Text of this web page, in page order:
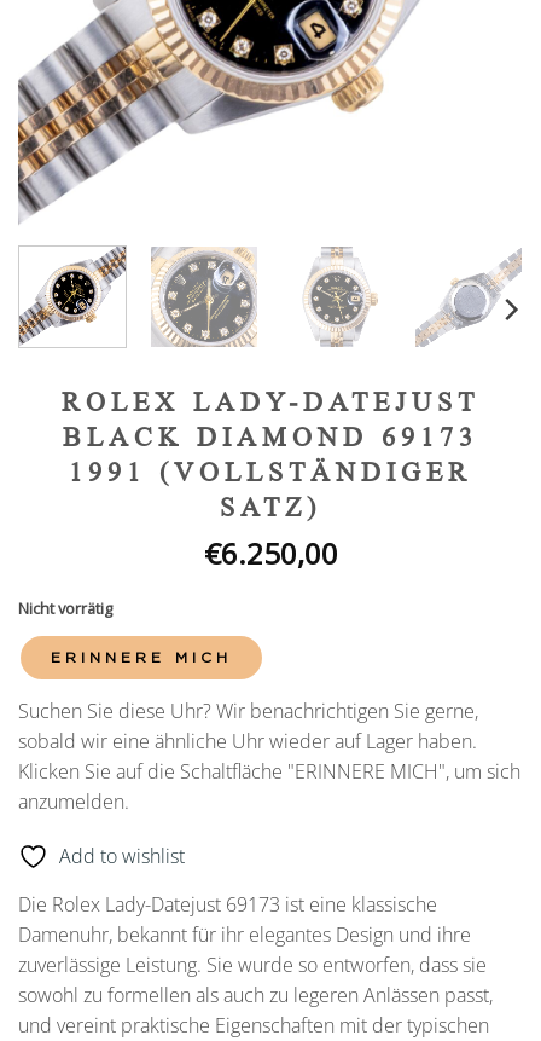
ROLEX LADY-DATEJUST
BLACK DIAMOND 69173
1991 (VOLLSTÄNDIGER
SATZ)
€6.250,00
Nicht vorrätig
ERINNERE MICH
Suchen Sie diese Uhr? Wir benachrichtigen Sie gerne,
sobald wir eine ähnliche Uhr wieder auf Lager haben.
Klicken Sie auf die Schaltfläche "ERINNERE MICH", um sich
anzumelden.
Add to wishlist
Die Rolex Lady-Datejust 69173 ist eine klassische
Damenuhr, bekannt für ihr elegantes Design und ihre
zuverlässige Leistung. Sie wurde so entworfen, dass sie
sowohl zu formellen als auch zu legeren Anlässen passt,
und vereint praktische Eigenschaften mit der typischen